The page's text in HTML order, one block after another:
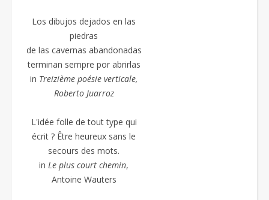
Los dibujos dejados en las
piedras
de las cavernas abandonadas
terminan sempre por abrirlas
in Treizième poésie verticale,
Roberto Juarroz
L'idée folle de tout type qui
écrit ? Être heureux sans le
secours des mots.
in Le plus court chemin,
Antoine Wauters